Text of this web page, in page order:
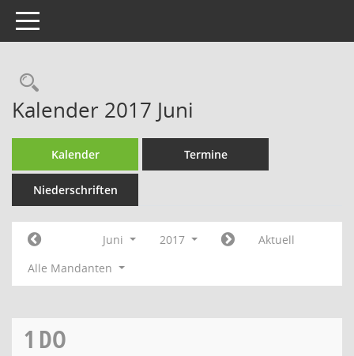
Toggle navigation
Rechercheauswahl
Kalender 2017 Juni
Kalender Termine
Niederschriften
Juni 2017
Aktuell
Alle Mandanten
1 DO